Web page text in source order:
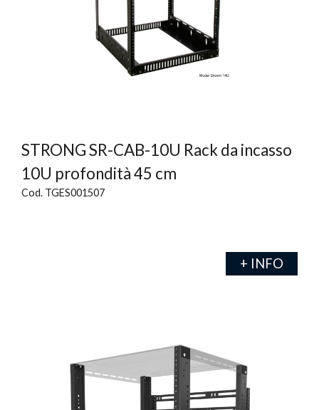
STRONG SR-CAB-10U Rack da incasso
10U profondità 45 cm
Cod. TGES001507
+ INFO